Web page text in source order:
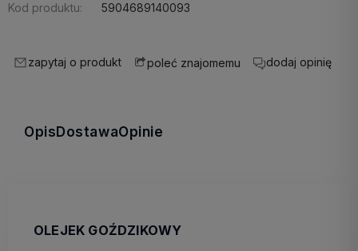
Kod produktu:
5904689140093
zapytaj o produkt poleć znajomemu dodaj opinię
Opis DostawaOpinie
OLEJEK GOŹDZIKOWY